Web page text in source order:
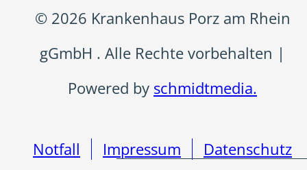
© 2026 Krankenhaus Porz am Rhein
gGmbH . Alle Rechte vorbehalten |
Powered by schmidtmedia.
Notfall Impressum Datenschutz